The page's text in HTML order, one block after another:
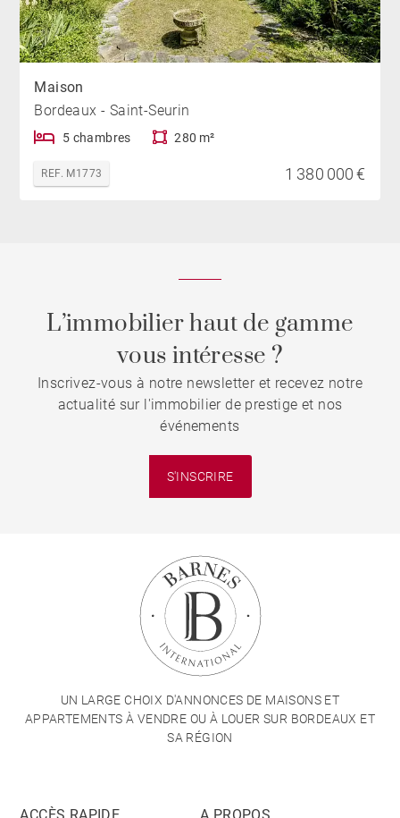
Maison
Bordeaux - Saint-Seurin
5 chambres 280 m²
REF. M1773 1 380 000 €
L’immobilier haut de gamme
vous intéresse ?
Inscrivez-vous à notre newsletter et recevez notre
actualité sur l'immobilier de prestige et nos
événements
S'INSCRIRE
UN LARGE CHOIX D'ANNONCES DE MAISONS ET
APPARTEMENTS À VENDRE OU À LOUER SUR BORDEAUX ET
SA RÉGION